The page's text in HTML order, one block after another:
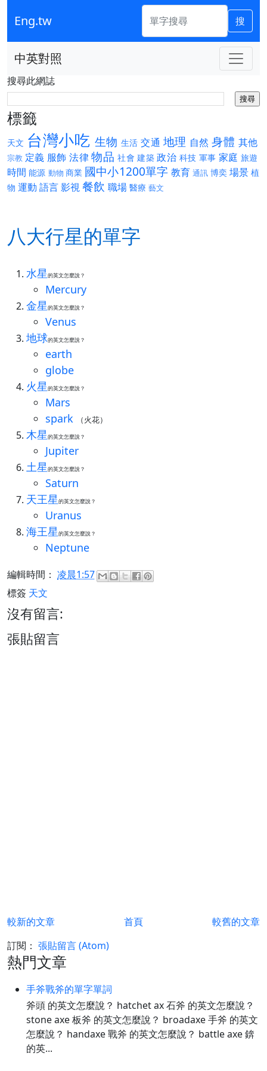
Eng.tw 搜
中英對照
搜尋此網誌
標籤
天文 台灣小吃 生物 生活 交通 地理 自然 身體 其他
宗教 定義 服飾 法律物品 社會 建築 政治 科技 軍事 家庭 旅遊
時間 能源 動物 商業 國中小1200單字 教育 通訊 博奕 場景 植
物 運動 語言影視餐飲 職場 醫療 藝文
八大行星的單字
水星的英文怎麼說？
Mercury
金星的英文怎麼說？
Venus
地球的英文怎麼說？
earth
globe
火星的英文怎麼說？
Mars
spark
（火花）
木星的英文怎麼說？
Jupiter
土星的英文怎麼說？
Saturn
天王星的英文怎麼說？
Uranus
海王星的英文怎麼說？
Neptune
編輯時間： 凌晨1:57
標簽 天文
沒有留言:
張貼留言
較新的文章 較舊的文章
首頁
訂閱： 張貼留言 (Atom)
熱門文章
手斧戰斧的單字單詞
斧頭 的英文怎麼說？ hatchet ax 石斧 的英文怎麼說？
stone axe 板斧 的英文怎麼說？ broadaxe 手斧 的英文
怎麼說？ handaxe 戰斧 的英文怎麼說？ battle axe 錛
的英...